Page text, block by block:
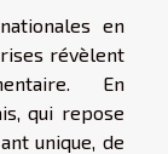
en
révèlent
En
qui repose
unique, de